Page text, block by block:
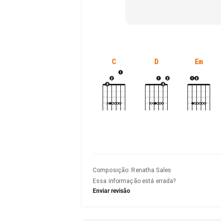
C D Em
Composição: Renatha Sales
Essa informação está errada?
Enviar revisão